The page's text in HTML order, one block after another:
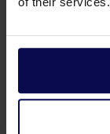
Vermogen